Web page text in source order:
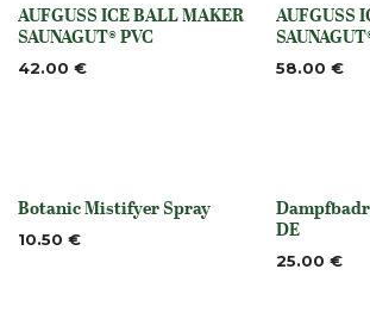
None
AUFGUSS ICE BALL MAKER
SAUNAGUT® PVC
42.00 €
None
AUFGUSS
58.00 €
None
Botanic Mistifyer Spray
10.50 € None
DE
25.00 €